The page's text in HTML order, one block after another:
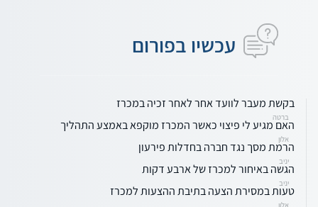
עכשיו בפורום
בקשת מעבר לוועד אחר לאחר זכיה במכרז
ברטה
האם מגיע לי פיצוי כאשר המכרז מוקפא באמצע התהליך
אלון
הרמת מסך נגד חברה בחדלות פירעון
יניב
הגשה באיחור למכרז של ארבע דקות
יניב
טעות במסירת הצעה בתיבת ההצעות למכרז
אלון